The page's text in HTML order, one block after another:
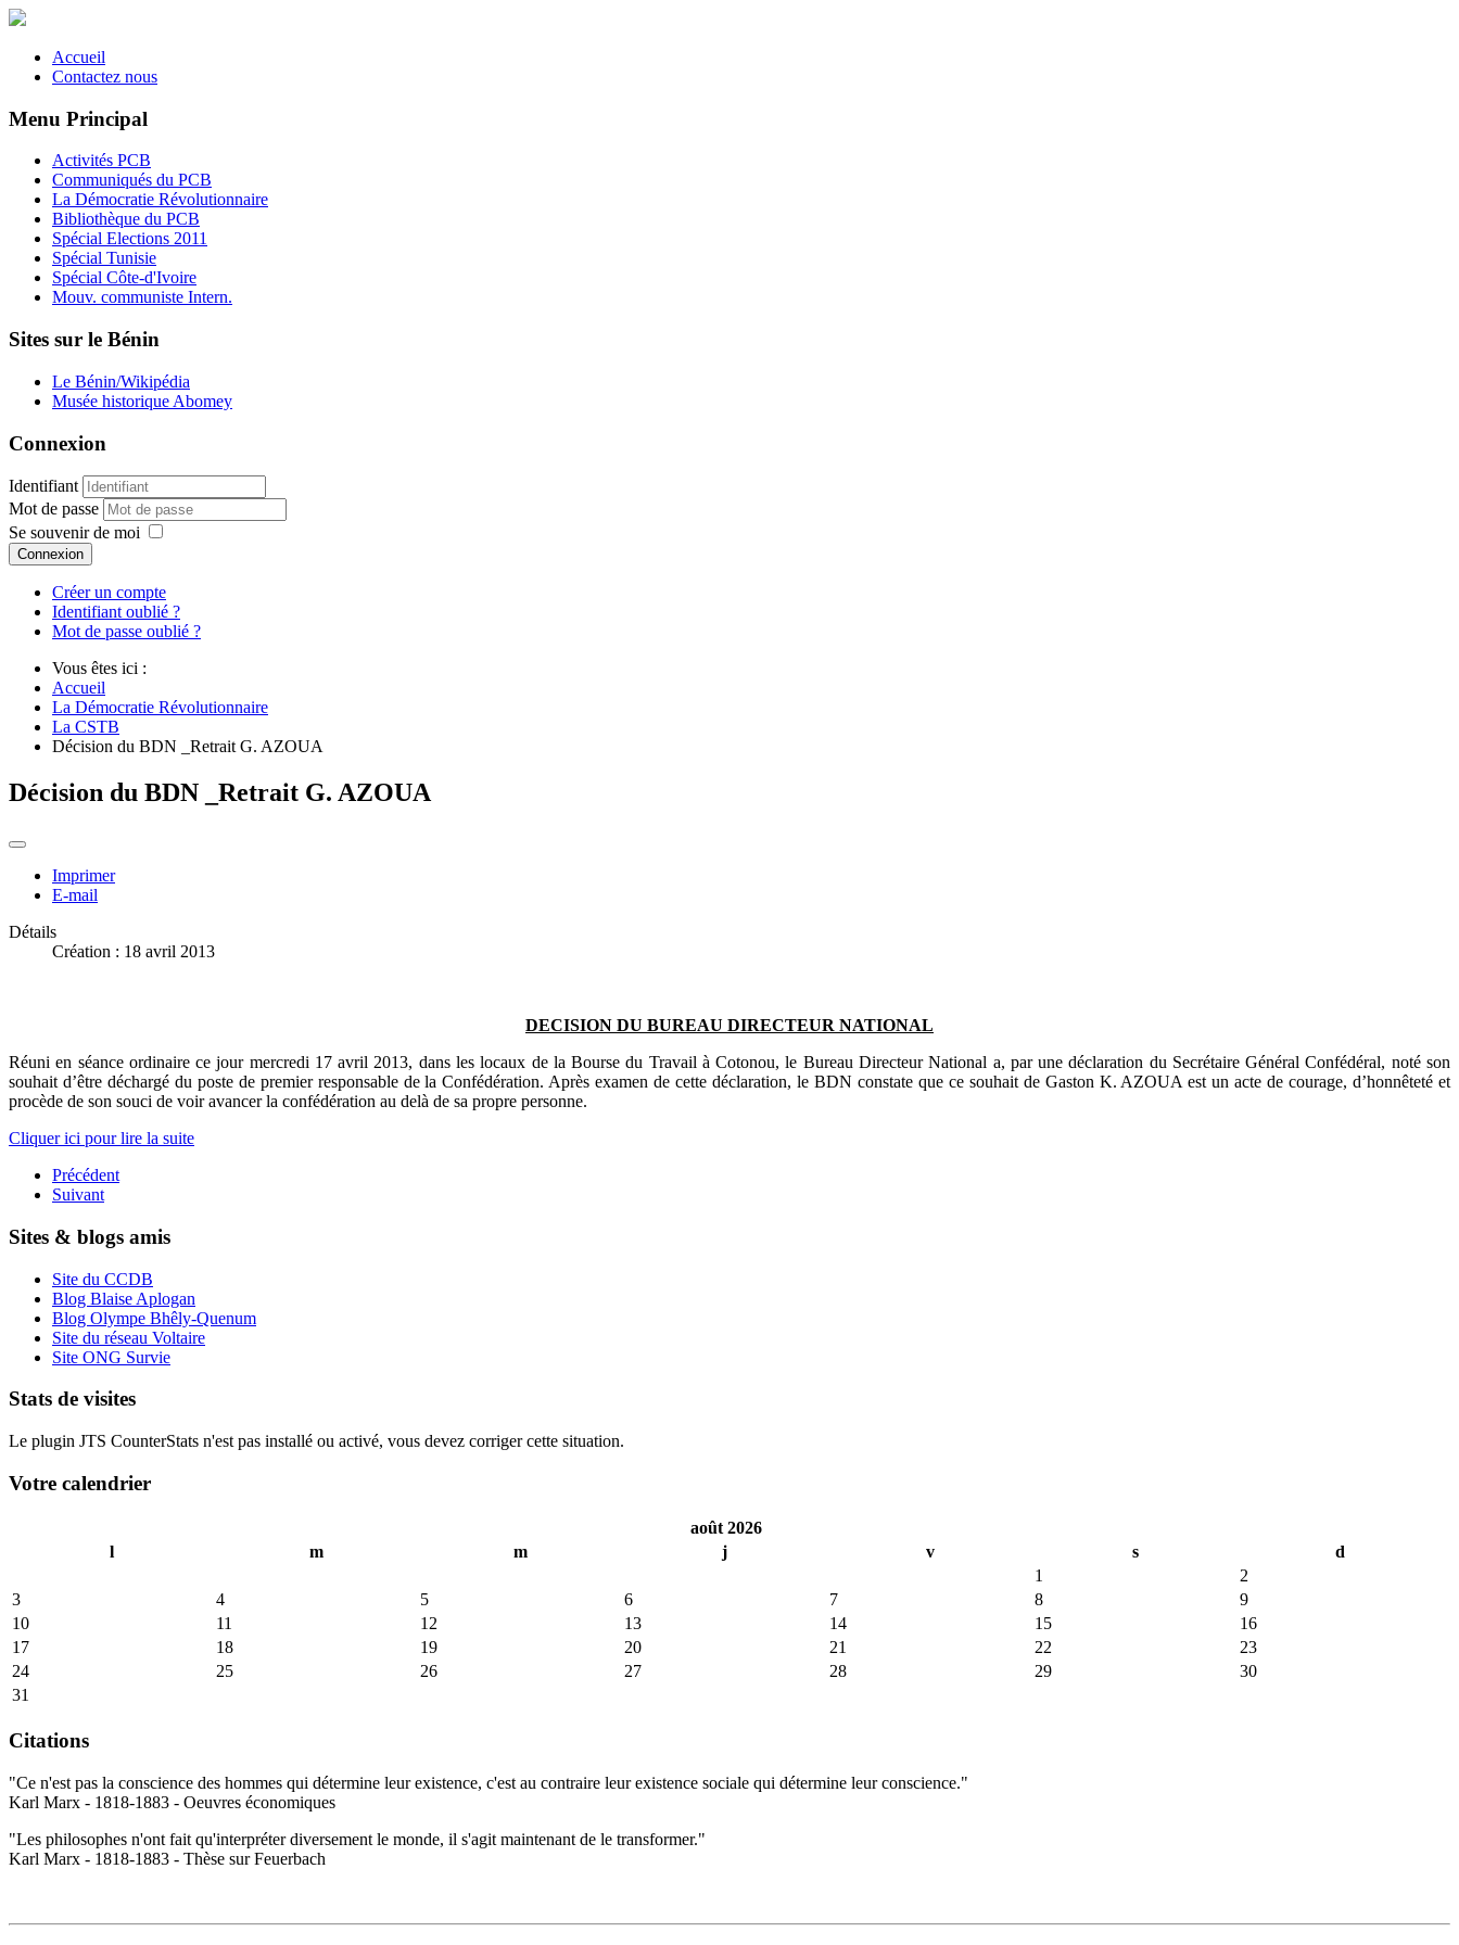
Accueil
Contactez nous
Menu Principal
Activités PCB
Communiqués du PCB
La Démocratie Révolutionnaire
Bibliothèque du PCB
Spécial Elections 2011
Spécial Tunisie
Spécial Côte-d'Ivoire
Mouv. communiste Intern.
Sites sur le Bénin
Le Bénin/Wikipédia
Musée historique Abomey
Connexion
Identifiant
Mot de passe
Se souvenir de moi
Connexion
Créer un compte
Identifiant oublié ?
Mot de passe oublié ?
Vous êtes ici :
Accueil
La Démocratie Révolutionnaire
La CSTB
Décision du BDN _Retrait G. AZOUA
Décision du BDN _Retrait G. AZOUA
Imprimer
E-mail
Détails
Création : 18 avril 2013
DECISION DU BUREAU DIRECTEUR NATIONAL
Réuni en séance ordinaire ce jour mercredi 17 avril 2013, dans les locaux de la Bourse du Travail à Cotonou, le Bureau Directeur National a, par une déclaration du Secrétaire Général Confédéral, noté son
souhait d’être déchargé du poste de premier responsable de la Confédération. Après examen de cette déclaration, le BDN constate que ce souhait de Gaston K. AZOUA est un acte de courage, d’honnêteté et
procède de son souci de voir avancer la confédération au delà de sa propre personne.
Cliquer ici pour lire la suite
Précédent
Suivant
Sites & blogs amis
Site du CCDB
Blog Blaise Aplogan
Blog Olympe Bhêly-Quenum
Site du réseau Voltaire
Site ONG Survie
Stats de visites
Le plugin JTS CounterStats n'est pas installé ou activé, vous devez corriger cette situation.
Votre calendrier
août 2026
l
m m j v s
d
1
2
3
4 5 6 7 8
9
10
11 12 13 14 15
16
17
18 19 20 21 22
23
24
25 26 27 28 29
30
31
Citations
"Ce n'est pas la conscience des hommes qui détermine leur existence, c'est au contraire leur existence sociale qui détermine leur conscience."
Karl Marx - 1818-1883 - Oeuvres économiques
"Les philosophes n'ont fait qu'interpréter diversement le monde, il s'agit maintenant de le transformer."
Karl Marx - 1818-1883 - Thèse sur Feuerbach